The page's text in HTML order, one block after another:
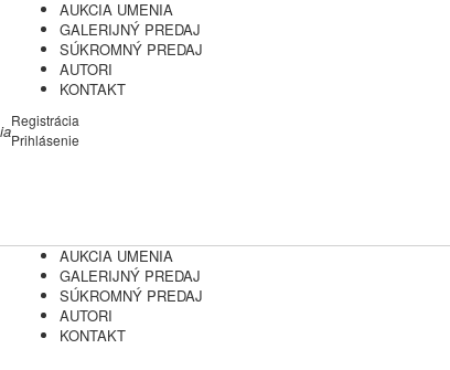
AUKCIA UMENIA
GALERIJNÝ PREDAJ
SÚKROMNÝ PREDAJ
AUTORI
KONTAKT
Registrácia
Prihlásenie
AUKCIA UMENIA
GALERIJNÝ PREDAJ
SÚKROMNÝ PREDAJ
AUTORI
KONTAKT